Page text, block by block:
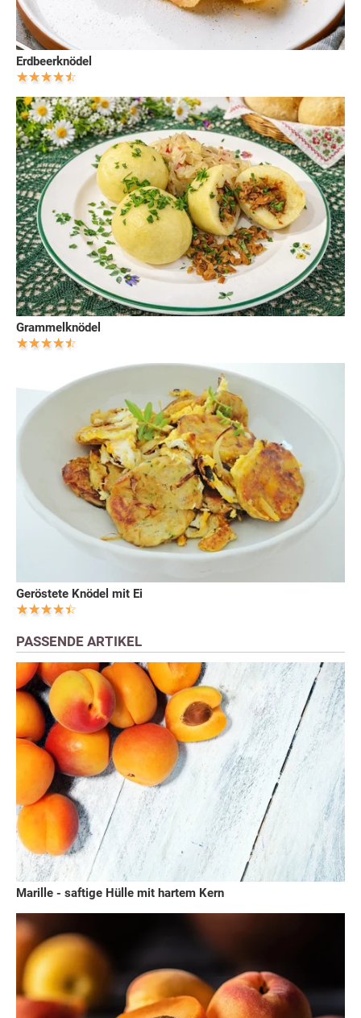
Erdbeerknödel
Grammelknödel
Geröstete Knödel mit Ei
PASSENDE ARTIKEL
Marille - saftige Hülle mit hartem Kern